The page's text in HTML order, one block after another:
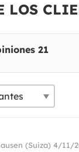
LOS
21
(Suiza) 4/11/